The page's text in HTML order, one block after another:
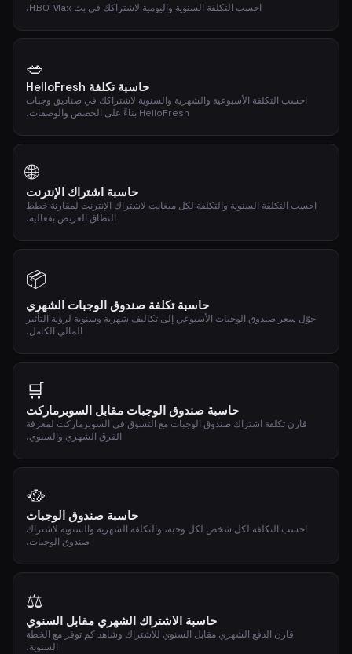
احسب التكلفة السنوية واليومية لاشتراكك في بث HBO Max.
🥗
حاسبة تكلفة HelloFresh
احسب التكلفة الأسبوعية والشهرية والسنوية لاشتراكك في صناديق وجبات
HelloFresh بناءً على الحصص والوصفات.
🌐
حاسبة اشتراك الإنترنت
احسب التكلفة السنوية والتكلفة لكل ميغابت لاشتراك الإنترنت لمقارنة خطط
النطاق العريض بفعالية.
📦
حاسبة تكلفة صندوق الوجبات الشهري
حوّل سعر صندوق الوجبات الأسبوعي إلى تكاليف شهرية وسنوية لرؤية التأثير
المالي الكامل.
🛒
حاسبة صندوق الوجبات مقابل السوبرماركت
قارن تكلفة اشتراك صندوق الوجبات مع التسوق في السوبرماركت لمعرفة
الفرق الشهري والسنوي.
🥘
حاسبة صندوق الوجبات
احسب التكلفة لكل شخص لكل وجبة، والتكلفة الشهرية والسنوية لاشتراك
صندوق الوجبات.
⚖️
حاسبة الاشتراك الشهري مقابل السنوي
قارن الدفع الشهري مقابل السنوي للاشتراك وشاهد كم توفر مع الخطة
السنوية.